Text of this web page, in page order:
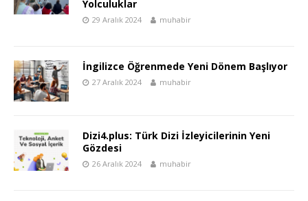
Yolculuklar
29 Aralık 2024 muhabir
İngilizce Öğrenmede Yeni Dönem Başlıyor
27 Aralık 2024 muhabir
Dizi4.plus: Türk Dizi İzleyicilerinin Yeni
Gözdesi
26 Aralık 2024 muhabir